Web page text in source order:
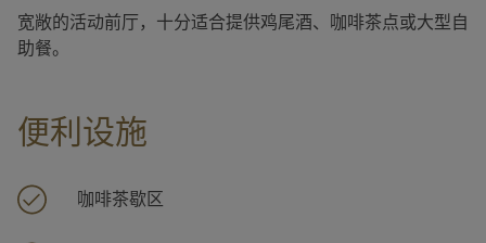
宽敞的活动前厅，十分适合提供鸡尾酒、咖啡茶点或大型自
助餐。
便利设施
咖啡茶歇区